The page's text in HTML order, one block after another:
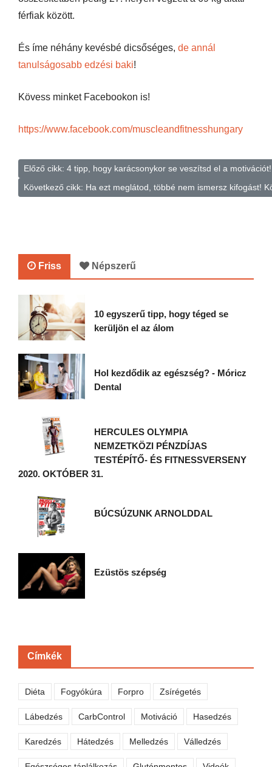
férfiak között.
És íme néhány kevésbé dicsőséges, de annál
tanulságosabb edzési baki!
Kövess minket Facebookon is!
https://www.facebook.com/muscleandfitnesshungary
Előző cikk: 4 tipp, hogy karácsonykor se veszítsd el a
Következő cikk: Ha ezt meglátod, többé nem ismersz kifogást!
Friss Népszerű
10 egyszerű tipp, hogy téged se
kerüljön el az álom
Hol kezdődik az egészség? - Móricz
Dental
HERCULES OLYMPIA
NEMZETKÖZI PÉNZDÍJAS
TESTÉPÍTŐ- ÉS FITNESSVERSENY
2020. OKTÓBER 31.
BÚCSÚZUNK ARNOLDDAL
Ezüstös szépség
Címkék
Diéta Fogyókúra Forpro Zsírégetés
Lábedzés CarbControl Motiváció Hasedzés
Karedzés Hátedzés Melledzés Válledzés